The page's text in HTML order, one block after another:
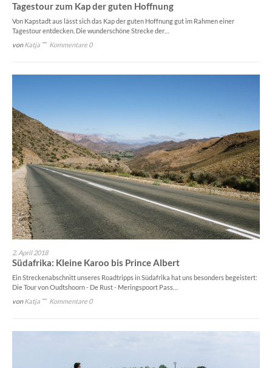
Tagestour zum Kap der guten Hoffnung
Von Kapstadt aus lässt sich das Kap der guten Hoffnung gut im Rahmen einer
Tagestour entdecken. Die wunderschöne Strecke der…
vonKatja Kommentare 0
2. April 2018
Südafrika: Kleine Karoo bis Prince Albert
Ein Streckenabschnitt unseres Roadtripps in Südafrika hat uns besonders begeistert:
Die Tour von Oudtshoorn - De Rust - Meringspoort Pass…
vonKatja Kommentare 0